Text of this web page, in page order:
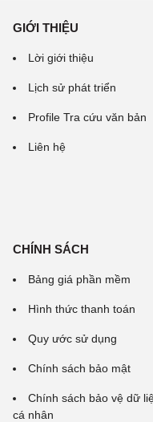
GIỚI THIỆU
Lời giới thiệu
Lịch sử phát triển
Profile Tra cứu văn bản
Liên hệ
CHÍNH SÁCH
Bảng giá phần mềm
Hình thức thanh toán
Quy ước sử dụng
Chính sách bảo mật
Chính sách bảo vệ dữ
cá nhân